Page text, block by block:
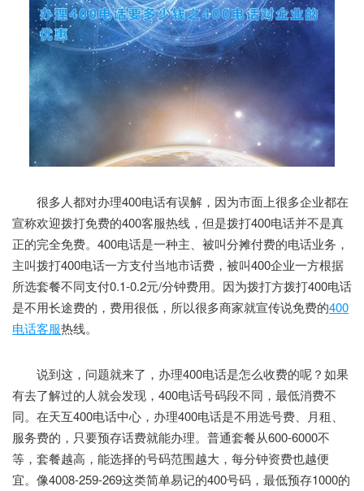
很多人都对办理400电话有误解，因为市面上很多企业都在
宣称欢迎拨打免费的400客服热线，但是拨打400电话并不是真
正的完全免费。400电话是一种主、被叫分摊付费的电话业务，
主叫拨打400电话一方支付当地市话费，被叫400企业一方根据
所选套餐不同支付0.1-0.2元/分钟费用。因为拨打方拨打400电话
是不用长途费的，费用很低，所以很多商家就宣传说免费的400
电话客服热线。
说到这，问题就来了，办理400电话是怎么收费的呢？如果
有去了解过的人就会发现，400电话号码段不同，最低消费不
同。在天互400电话中心，办理400电话是不用选号费、月租、
服务费的，只要预存话费就能办理。普通套餐从600-6000不
等，套餐越高，能选择的号码范围越大，每分钟资费也越便
宜。像4008-259-269这类简单易记的400号码，最低预存1000的